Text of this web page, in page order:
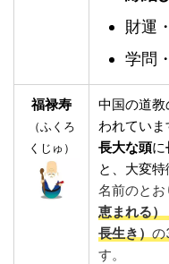
財運
学問
福禄寿
（ふくろ
くじゅ）
中国の道
われていま
長大な頭に
と、大変特
名前のとお
恵まれる
長生き） の
す。